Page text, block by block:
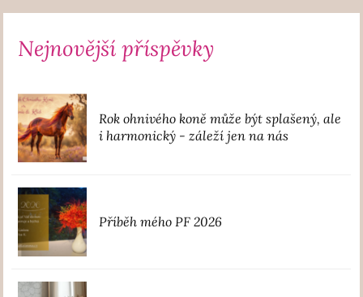
Nejnovější příspěvky
Rok ohnivého koně může být splašený, ale
i harmonický - záleží jen na nás
Příběh mého PF 2026